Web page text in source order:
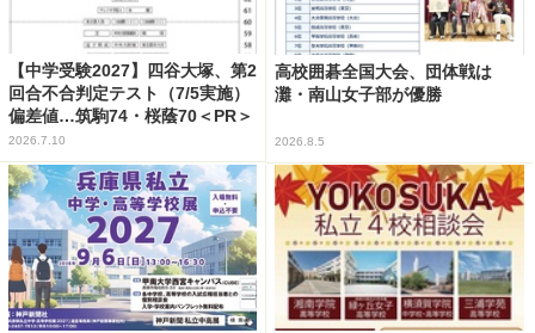
【中学受験2027】四谷大塚、第2
回合不合判定テスト（7/5実施）
偏差値…筑駒74・桜蔭70＜PR＞
2026.7.10
高校囲碁全国大会、団体戦は
灘・南山女子部が優勝
2026.8.5